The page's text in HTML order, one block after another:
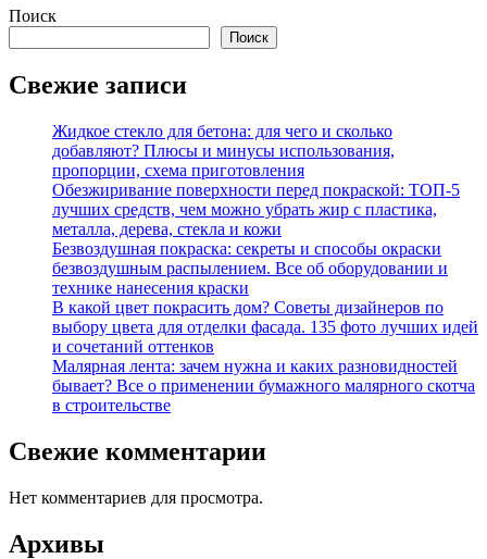
Поиск
Поиск
Свежие записи
Жидкое стекло для бетона: для чего и сколько
добавляют? Плюсы и минусы использования,
пропорции, схема приготовления
Обезжиривание поверхности перед покраской: ТОП-5
лучших средств, чем можно убрать жир с пластика,
металла, дерева, стекла и кожи
Безвоздушная покраска: секреты и способы окраски
безвоздушным распылением. Все об оборудовании и
технике нанесения краски
В какой цвет покрасить дом? Советы дизайнеров по
выбору цвета для отделки фасада. 135 фото лучших идей
и сочетаний оттенков
Малярная лента: зачем нужна и каких разновидностей
бывает? Все о применении бумажного малярного скотча
в строительстве
Свежие комментарии
Нет комментариев для просмотра.
Архивы